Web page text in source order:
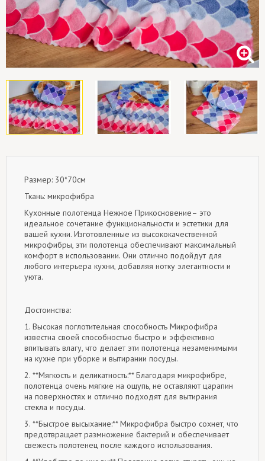
Размер: 30*70см
Ткань: микрофибра
Кухонные полотенца Нежное Прикосновение– это
идеальное сочетание функциональности и эстетики для
вашей кухни. Изготовленные из высококачественной
микрофибры, эти полотенца обеспечивают максимальный
комфорт в использовании. Они отлично подойдут для
любого интерьера кухни, добавляя нотку элегантности и
уюта.
Достоинства:
1. Высокая поглотительная способность Микрофибра
известна своей способностью быстро и эффективно
впитывать влагу, что делает эти полотенца незаменимыми
на кухне при уборке и вытирании посуды.
2. **Мягкость и деликатность:** Благодаря микрофибре,
полотенца очень мягкие на ощупь, не оставляют царапин
на поверхностях и отлично подходят для вытирания
стекла и посуды.
3. **Быстрое высыхание:** Микрофибра быстро сохнет, что
предотвращает размножение бактерий и обеспечивает
свежесть полотенец после каждого использования.